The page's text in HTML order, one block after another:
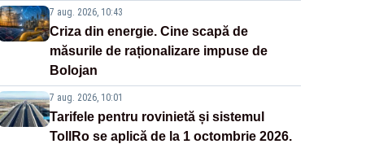
7 aug. 2026, 10:43
Criza din energie. Cine scapă de
măsurile de raționalizare impuse de
Bolojan
7 aug. 2026, 10:01
Tarifele pentru rovinietă și sistemul
TollRo se aplică de la 1 octombrie 2026.